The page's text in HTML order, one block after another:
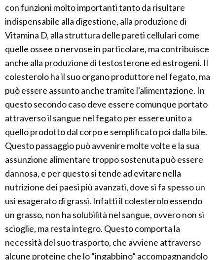
con funzioni molto importanti tanto da risultare
indispensabile alla digestione, alla produzione di
Vitamina D, alla struttura delle pareti cellulari come
quelle ossee o nervose in particolare, ma contribuisce
anche alla produzione di testosterone ed estrogeni. Il
colesterolo ha il suo organo produttore nel fegato, ma
può essere assunto anche tramite l'alimentazione. In
questo secondo caso deve essere comunque portato
attraverso il sangue nel fegato per essere unito a
quello prodotto dal corpo e semplificato poi dalla bile.
Questo passaggio può avvenire molte volte e la sua
assunzione alimentare troppo sostenuta può essere
dannosa, e per questo si tende ad evitare nella
nutrizione dei paesi più avanzati, dove si fa spesso un
usi esagerato di grassi. Infatti il colesterolo essendo
un grasso, non ha solubilità nel sangue, ovvero non si
scioglie, ma resta integro. Questo comporta la
necessità del suo trasporto, che avviene attraverso
alcune proteine che lo “ingabbino” accompagnandolo